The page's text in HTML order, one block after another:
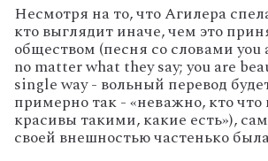
Несмотря на то, что Агилера
кто выглядит иначе, чем это
обществом (песня со словами
no matter what they say; you are
single way - вольный перевод
примерно так - «неважно, кто что
красивы такими, какие есть»),
своей внешностью частенько